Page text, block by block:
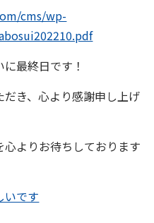
cms/wp-
に最終日です！
き、心より感謝申し上げ
よりお待ちしております
いです